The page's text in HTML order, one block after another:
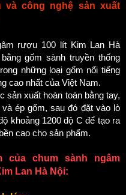
và công nghệ sản xuất
rượu 100 lít Kim Lan Hà
gốm sành truyền thống
những loại gốm nổi tiếng
cao nhất của Việt Nam.
sản xuất hoàn toàn bằng tay,
ép gốm, sau đó đặt vào lò
khoảng 1200 độ C để tạo ra
cao cho sản phẩm.
của chum sành ngâm
Lan Hà Nội: